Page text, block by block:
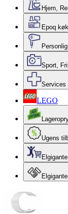
Hjem,
Epoq
Sport,
Services
LEGO
Ugens